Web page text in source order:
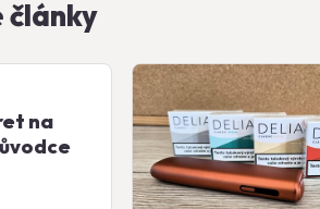
články
na